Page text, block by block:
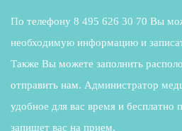
По телефону 8 495 626 30 70 Вы
необходимую информацию и
Также Вы можете заполнить
отправить нам. Администратор
удобное для вас время и бесплатно
запишет вас на прием.